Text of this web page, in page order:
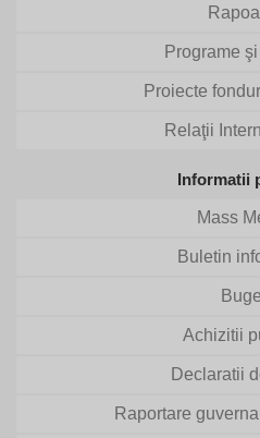
Programe
Proiecte
Relaţii
Informatii
Mass
Buletin
Achizitii
Declaratii
Raportare